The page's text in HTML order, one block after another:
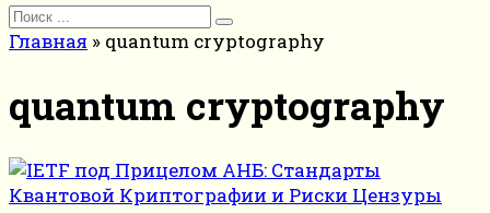
Search
for:
Главная » quantum cryptography
quantum cryptography